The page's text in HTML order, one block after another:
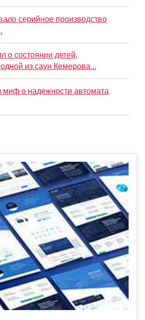
серийное производство
о состоянии детей,
из саун Кемерова...
миф о надежности автомата